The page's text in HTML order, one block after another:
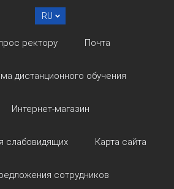
RU
ректору Почта
дистанционного обучения
Интернет-магазин
слабовидящих Карта сайта
сотрудников